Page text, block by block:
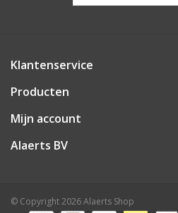
Relatiegeschenken
Koffiemachines
Kantoorbenodigdheden
Klantenservice
Producten
Mijn account
Alaerts BV
© Copyright 2026 Alaerts Shop